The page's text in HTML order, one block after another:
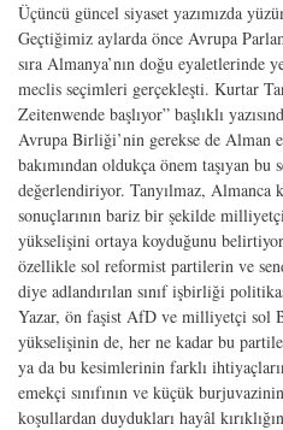
Üçüncü güncel siyaset yazımızda
Geçtiğimiz aylarda önce Avrupa
sıra Almanya’nın doğu eyaletlerinde
meclis seçimleri gerçekleşti. Kurtar
Zeitenwende başlıyor” başlıklı
Avrupa Birliği’nin gerekse de
bakımından oldukça önem taşıyan bu
değerlendiriyor. Tanyılmaz, Almanca
sonuçlarının bariz bir şekilde
yükselişini ortaya koyduğunu
özellikle sol reformist partilerin ve
diye adlandırılan sınıf işbirliği
Yazar, ön faşist AfD ve milliyetçi sol
yükselişinin de, her ne kadar bu
ya da bu kesimlerinin farklı
emekçi sınıfının ve küçük
koşullardan duydukları hayâl